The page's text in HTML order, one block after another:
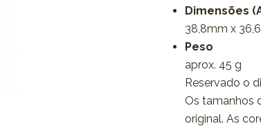
Dimensões
38,8mm x
Peso
aprox. 45 g
Reservado o
Os tamanhos
original. As